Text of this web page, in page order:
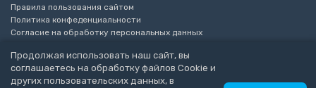
Продолжая использовать наш сайт, вы
соглашаетесь на обработку файлов Cookie и
других пользовательских данных, в
Правила пользования сайтом
Политика конфеденциальности
Согласие на обработку персональных данных
Разработка сайта“ЭкспертБизнесГрупп”
© 2010-2026 Русский Север - Коми